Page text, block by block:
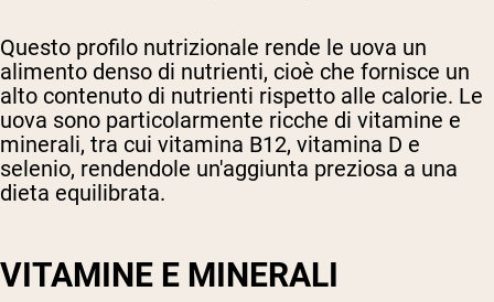
Questo profilo nutrizionale rende le uova un
alimento denso di nutrienti, cioè che fornisce un
alto contenuto di nutrienti rispetto alle calorie. Le
uova sono particolarmente ricche di vitamine e
minerali, tra cui vitamina B12, vitamina D e
selenio, rendendole un'aggiunta preziosa a una
dieta equilibrata.
VITAMINE E MINERALI